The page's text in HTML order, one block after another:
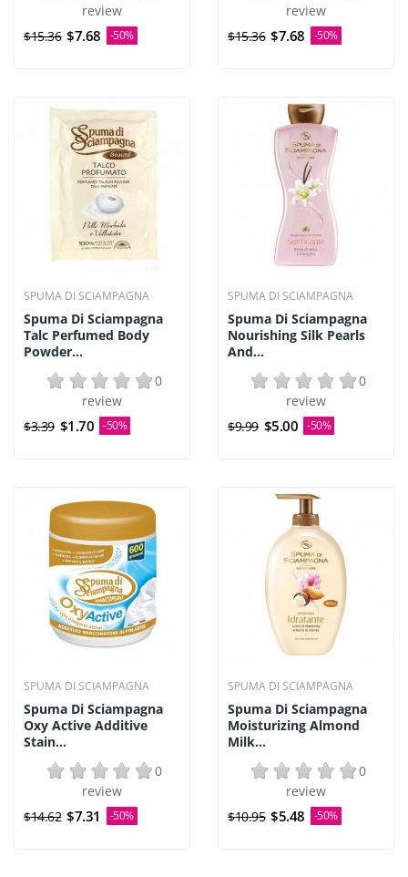
review
$15.36 $7.68 -50%
review
$15.36 $7.68 -50%
SPUMA DI SCIAMPAGNA
Spuma Di Sciampagna
Talc Perfumed Body
Powder...
0
review
$3.39 $1.70 -50%
SPUMA DI SCIAMPAGNA
Spuma Di Sciampagna
Nourishing Silk Pearls
And...
0
review
$9.99 $5.00 -50%
SPUMA DI SCIAMPAGNA
Spuma Di Sciampagna
Oxy Active Additive
Stain...
0
review
$14.62 $7.31 -50%
SPUMA DI SCIAMPAGNA
Spuma Di Sciampagna
Moisturizing Almond
Milk...
0
review
$10.95 $5.48 -50%